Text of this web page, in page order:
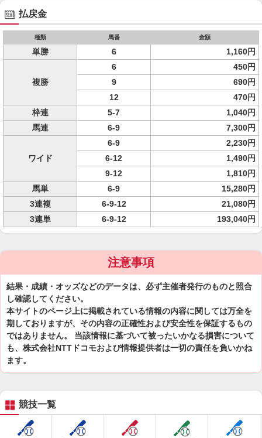
払戻金
種類 馬番 金額
単勝 6 1,160円
複勝
6
450円
9
690円
12
470円
枠連
5-7
1,040円
馬連
6-9 7,300円
ワイド
6-9
2,230円
6-12
1,490円
9-12
1,810円
馬単
6-9
15,280円
3連複
6-9-12
21,080円
3連単
6-9-12 193,040円
注意事項
結果・成績・オッズなどのデータは、必ず主催者発行のものと照合
し確認してください。
本サイトのページ上に掲載されている情報の内容に関しては万全を
期しておりますが、その内容の正確性および安全性を保証するもの
ではありません。 当該情報に基づいて被ったいかなる損害について
も、株式会社NTTドコモおよび情報提供者は一切の責任を負いかね
ます。
競技一覧